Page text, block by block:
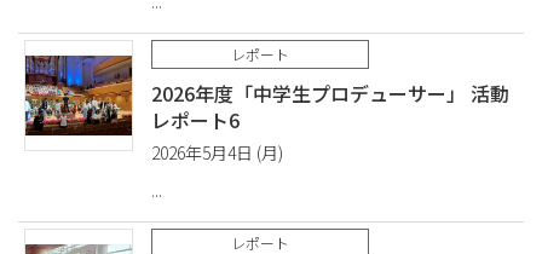
レポート
2026年度「中学生プロデューサー」 活動
レポート6
2026年5月4日 (月)
レポート